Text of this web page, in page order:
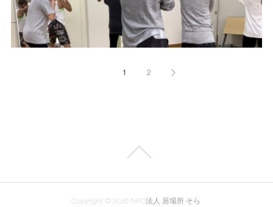
1 2
Copyright © 2026 NPO法人 居場所 そら